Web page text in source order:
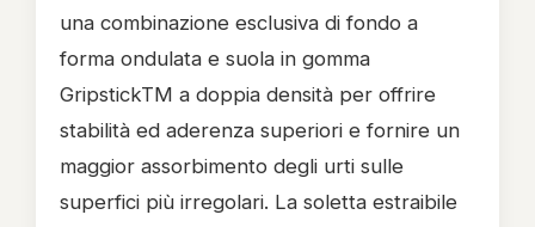
una combinazione esclusiva di fondo a
forma ondulata e suola in gomma
GripstickTM a doppia densità per offrire
stabilità ed aderenza superiori e fornire un
maggior assorbimento degli urti sulle
superfici più irregolari. La soletta estraibile